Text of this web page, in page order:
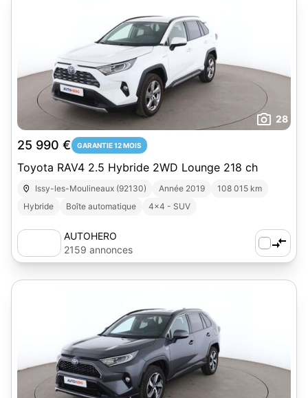
28
25 990 € GARANTIE 12 MOIS
Toyota RAV4 2.5 Hybride 2WD Lounge 218 ch
Issy-les-Moulineaux (92130) Année 2019
108 015 km
Hybride
Boîte automatique 4x4 - SUV
AUTOHERO
2159 annonces